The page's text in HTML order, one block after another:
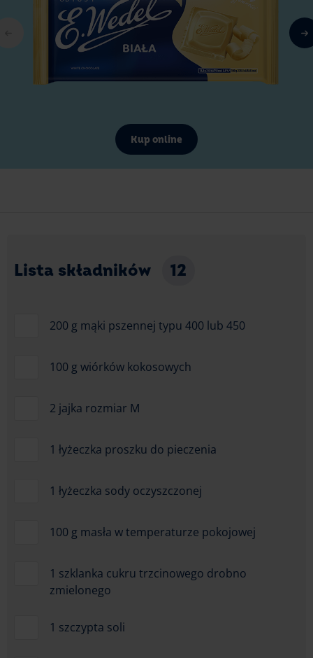
Kup online
Lista składników 12
200 g mąki pszennej typu 400 lub 450
100 g wiórków kokosowych
2 jajka rozmiar M
1 łyżeczka proszku do pieczenia
1 łyżeczka sody oczyszczonej
100 g masła w temperaturze pokojowej
1 szklanka cukru trzcinowego drobno
zmielonego
1 szczypta soli